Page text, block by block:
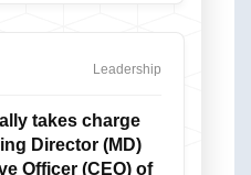
Leadership
takes charge
Director (MD)
Officer (CEO) of